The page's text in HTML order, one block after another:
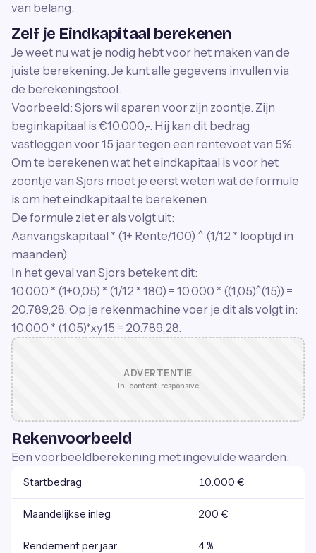
van belang.
Zelf je Eindkapitaal berekenen
Je weet nu wat je nodig hebt voor het maken van de
juiste berekening. Je kunt alle gegevens invullen via
de berekeningstool.
Voorbeeld: Sjors wil sparen voor zijn zoontje. Zijn
beginkapitaal is €10.000,-. Hij kan dit bedrag
vastleggen voor 15 jaar tegen een rentevoet van 5%.
Om te berekenen wat het eindkapitaal is voor het
zoontje van Sjors moet je eerst weten wat de formule
is om het eindkapitaal te berekenen.
De formule ziet er als volgt uit:
Aanvangskapitaal * (1+ Rente/100) ^ (1/12 * looptijd in
maanden)
In het geval van Sjors betekent dit:
10.000 * (1+0,05) * (1/12 * 180) = 10.000 * ((1,05)^(15)) =
20.789,28. Op je rekenmachine voer je dit als volgt in:
10.000 * (1,05)*xy15 = 20.789,28.
ADVERTENTIE
In-content · responsive
Rekenvoorbeeld
Een voorbeeldberekening met ingevulde waarden:
Startbedrag 10.000 €
Maandelijkse inleg 200 €
Rendement per jaar 4 %